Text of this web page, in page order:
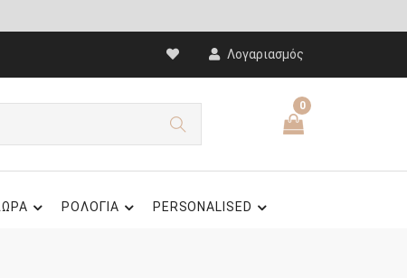
Λογαριασμός
0
ΡΟΛΟΓΙΑ PERSONALISED